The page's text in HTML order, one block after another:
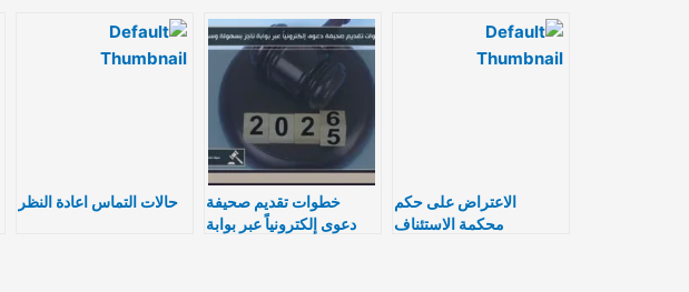
الاعتراض على حكم
محكمة الاستئناف
خطوات تقديم صحيفة
دعوى إلكترونياً عبر بوابة
حالات التماس اعادة النظر